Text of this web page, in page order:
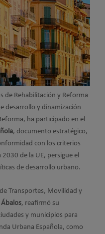
de Rehabilitación y Reforma
desarrollo y dinamización
ha participado en el
, documento estratégico,
con los criterios
de la UE, persigue el
de desarrollo urbano.
Transportes, Movilidad y
Ábalos, reafirmó su
y municipios para
Urbana Española, como